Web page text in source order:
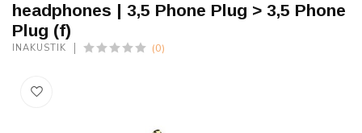
headphones | 3,5 Phone Plug > 3,5 Phone
Plug (f)
INAKUSTIK (0)